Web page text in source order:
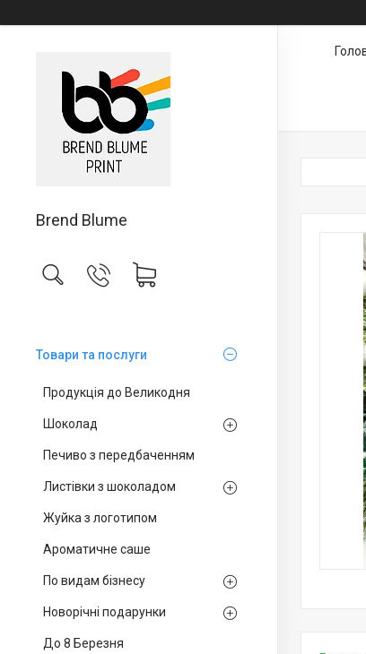
Brend Blume
Товари та послуги
Продукція до Великодня
Шоколад
Печиво з передбаченням
Листівки з шоколадом
Жуйка з логотипом
Ароматичне саше
По видам бізнесу
Новорічні подарунки
До 8 Березня